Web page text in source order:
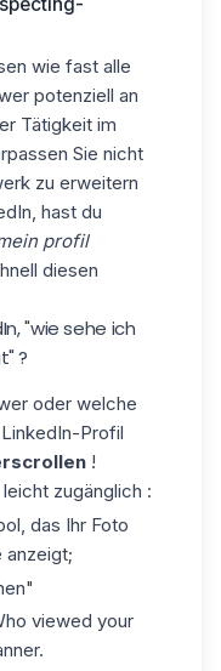
wie fast alle
potenziell an
Tätigkeit im
Sie nicht
zu erweitern
hast du
profil
diesen
"wie sehe ich
?
oder welche
Profil
!
zugänglich :
das Ihr Foto
anzeigt;
viewed your